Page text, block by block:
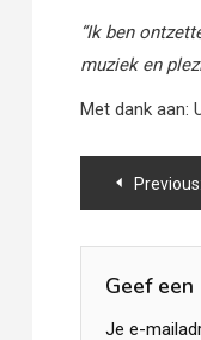
“Ik ben
muziek en
Met dank aan:
Bericht
Previous:
Geef
Je e-